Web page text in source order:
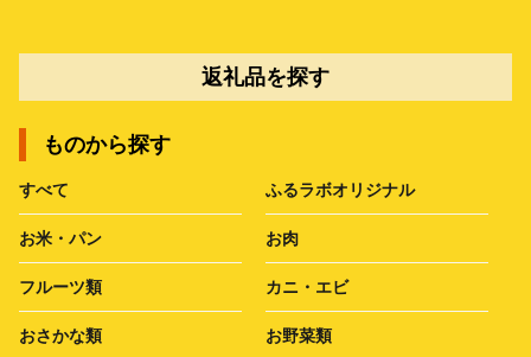
返礼品を探す
ものから探す
すべて ふるラボオリジナル
お米・パン お肉
フルーツ類 カニ・エビ
おさかな類 お野菜類